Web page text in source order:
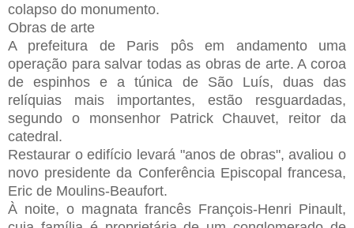
colapso do monumento.
Obras de arte
A prefeitura de Paris pôs em andamento uma
operação para salvar todas as obras de arte. A coroa
de espinhos e a túnica de São Luís, duas das
relíquias mais importantes, estão resguardadas,
segundo o monsenhor Patrick Chauvet, reitor da
catedral.
Restaurar o edifício levará "anos de obras", avaliou o
novo presidente da Conferência Episcopal francesa,
Eric de Moulins-Beaufort.
À noite, o magnata francês François-Henri Pinault,